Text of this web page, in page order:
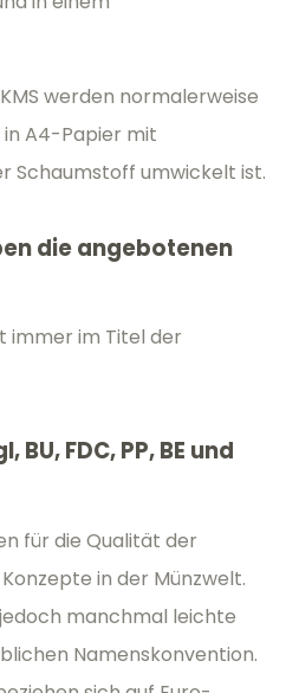
werden normalerweise
A4-Papier mit
Schaumstoff umwickelt ist.
die angebotenen
immer im Titel der
BU, FDC, PP, BE und
für die Qualität der
in der Münzwelt.
manchmal leichte
Namenskonvention.